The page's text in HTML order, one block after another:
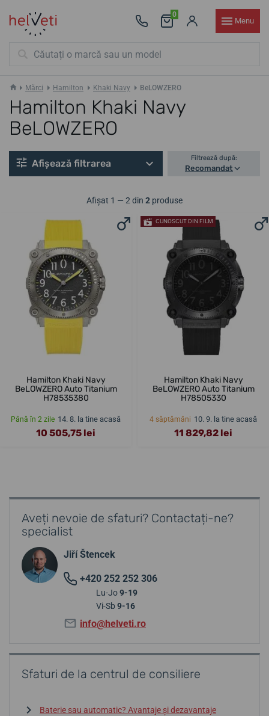
0
Menu
Mărci Hamilton Khaki Navy BeLOWZERO
Hamilton Khaki Navy
BeLOWZERO
Afișează filtrarea Filtrează după:
Recomandat
Afișat 1 — 2 din 2 produse
Hamilton Khaki Navy
BeLOWZERO Auto Titanium
H78535380
Până în 2 zile 14. 8. la tine acasă
10 505,75 lei
CUNOSCUT DIN FILM
Hamilton Khaki Navy
BeLOWZERO Auto Titanium
H78505330
4 săptămâni 10. 9. la tine acasă
11 829,82 lei
Aveți nevoie de sfaturi? Contactați-ne?
specialist
Jiří Štencek
+420 252 252 306
Lu-Jo9-19
Vi-Sb 9-16
info@helveti.ro
Sfaturi de la centrul de consiliere
Baterie sau automatic? Avantaje și dezavantaje